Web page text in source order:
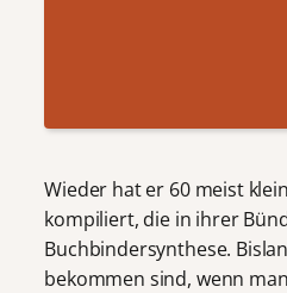
Wieder hat er 60 meist
kompiliert, die in ihrer
Buchbindersynthese.
bekommen sind, wenn